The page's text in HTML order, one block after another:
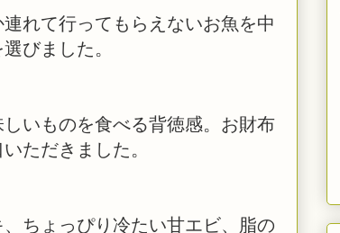
れて行ってもらえないお魚を中
びました。
いものを食べる背徳感。お財布
ただきました。
ちょっぴり冷たい甘エビ、脂の